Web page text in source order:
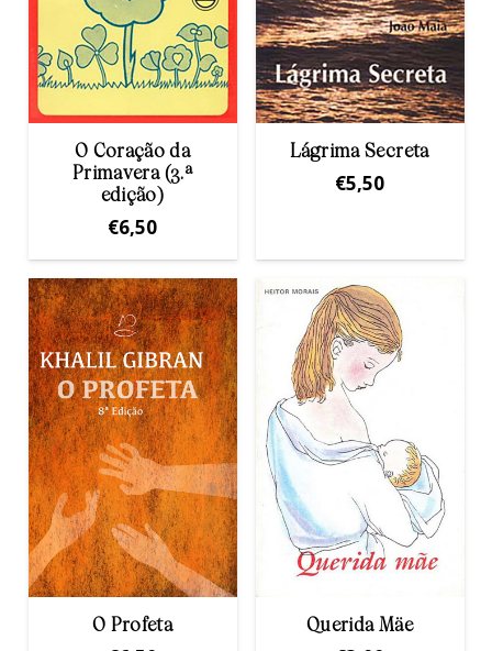
O Coração da
Primavera (3.ª
edição)
€6,50
Lágrima Secreta
€5,50
O Profeta Querida Mäe